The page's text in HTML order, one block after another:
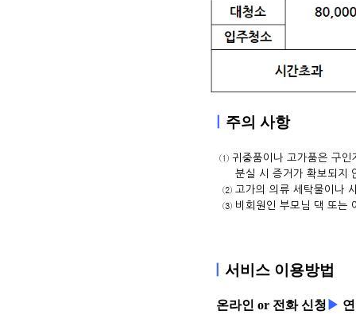
주의 사항
① 귀중품이나 고가품은 구인
분실 시 증거가 확보되지 않
② 고가의 의류 세탁물이나 사
③ 비회원인 부모님 댁 또는
서비스 이용방법
온라인 or 전화 신청 ▶